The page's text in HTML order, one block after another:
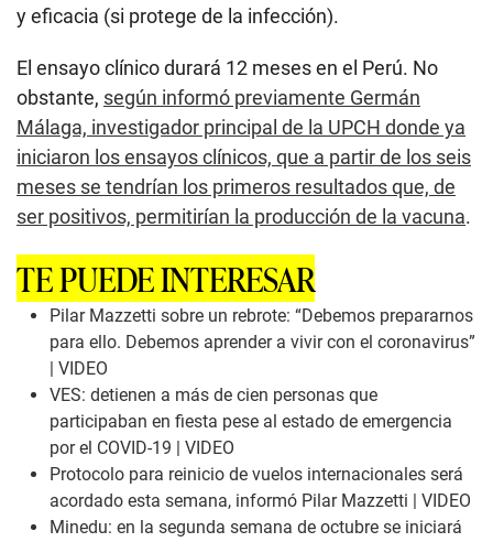
y eficacia (si protege de la infección).
El ensayo clínico durará 12 meses en el Perú. No
obstante, según informó previamente Germán
Málaga, investigador principal de la UPCH donde ya
iniciaron los ensayos clínicos, que a partir de los seis
meses se tendrían los primeros resultados que, de
ser positivos, permitirían la producción de la vacuna.
TE PUEDE INTERESAR
Pilar Mazzetti sobre un rebrote: “Debemos prepararnos
para ello. Debemos aprender a vivir con el coronavirus”
| VIDEO
VES: detienen a más de cien personas que
participaban en fiesta pese al estado de emergencia
por el COVID-19 | VIDEO
Protocolo para reinicio de vuelos internacionales será
acordado esta semana, informó Pilar Mazzetti | VIDEO
Minedu: en la segunda semana de octubre se iniciará